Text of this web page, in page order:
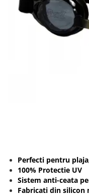
Protectii utile
Poarta siguranta copii
Deflectoare pentru aer
Haine plaja / inot
Ochelari de soare
Palarii protectie UV
Perfecti pentru
100% Protectie UV
Sistem anti-ceata
Fabricati din silicon